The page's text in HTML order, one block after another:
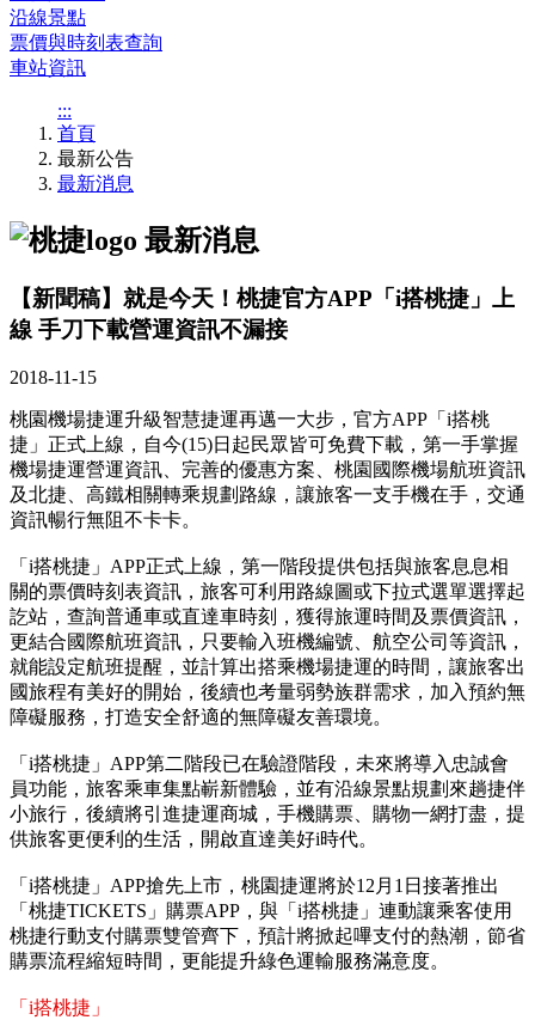
沿線景點
票價與時刻表查詢
車站資訊
:::
首頁
最新公告
最新消息
最新消息
【新聞稿】就是今天！桃捷官方APP「i搭桃捷」上
線 手刀下載營運資訊不漏接
2018-11-15
桃園機場捷運升級智慧捷運再邁一大步，官方APP「i搭桃
捷」正式上線，自今(15)日起民眾皆可免費下載，第一手掌握
機場捷運營運資訊、完善的優惠方案、桃園國際機場航班資訊
及北捷、高鐵相關轉乘規劃路線，讓旅客一支手機在手，交通
資訊暢行無阻不卡卡。
「i搭桃捷」APP正式上線，第一階段提供包括與旅客息息相
關的票價時刻表資訊，旅客可利用路線圖或下拉式選單選擇起
訖站，查詢普通車或直達車時刻，獲得旅運時間及票價資訊，
更結合國際航班資訊，只要輸入班機編號、航空公司等資訊，
就能設定航班提醒，並計算出搭乘機場捷運的時間，讓旅客出
國旅程有美好的開始，後續也考量弱勢族群需求，加入預約無
障礙服務，打造安全舒適的無障礙友善環境。
「i搭桃捷」APP第二階段已在驗證階段，未來將導入忠誠會
員功能，旅客乘車集點嶄新體驗，並有沿線景點規劃來趟捷伴
小旅行，後續將引進捷運商城，手機購票、購物一網打盡，提
供旅客更便利的生活，開啟直達美好i時代。
「i搭桃捷」APP搶先上市，桃園捷運將於12月1日接著推出
「桃捷TICKETS」購票APP，與「i搭桃捷」連動讓乘客使用
桃捷行動支付購票雙管齊下，預計將掀起嗶支付的熱潮，節省
購票流程縮短時間，更能提升綠色運輸服務滿意度。
「i搭桃捷」